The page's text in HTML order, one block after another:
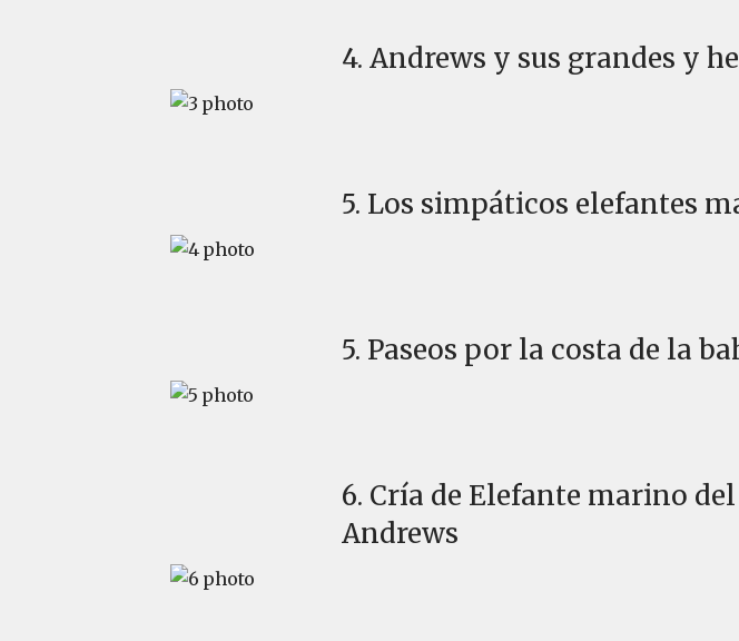
4. Andrews y sus grandes y
5. Los simpáticos elefantes
5. Paseos por la costa de la
6. Cría de Elefante marino
Andrews